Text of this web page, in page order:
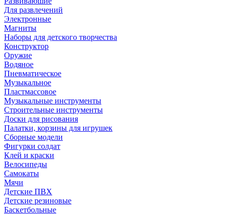
Для развлечений
Электронные
Магниты
Наборы для детского творчества
Конструктор
Оружие
Водяное
Пневматическое
Музыкальное
Пластмассовое
Музыкальные инструменты
Строительные инструменты
Доски для рисования
Палатки, корзины для игрушек
Сборные модели
Фигурки солдат
Клей и краски
Велосипеды
Самокаты
Мячи
Детские ПВХ
Детские резиновые
Баскетбольные